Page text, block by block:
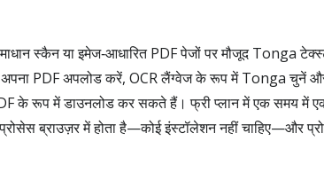
स्कैन या इमेज‑आधारित PDF पेजों पर मौजूद Tonga
अपना PDF अपलोड करें, OCR लैंग्वेज के रूप में Tonga चुनें
के रूप में डाउनलोड कर सकते हैं। फ्री प्लान में एक समय में
ब्राउज़र में होता है—कोई इंस्टॉलेशन नहीं चाहिए—और